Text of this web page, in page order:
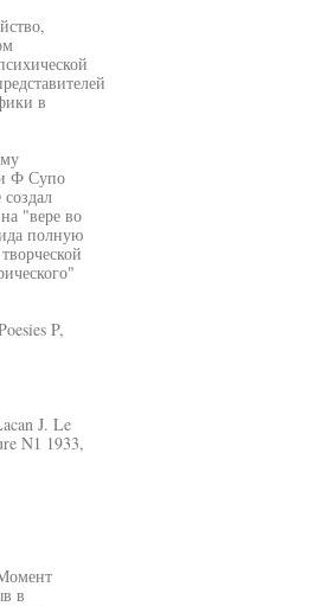
в
Ф Супо
"вере во
полную
P,
J. Le
N1 1933,
в